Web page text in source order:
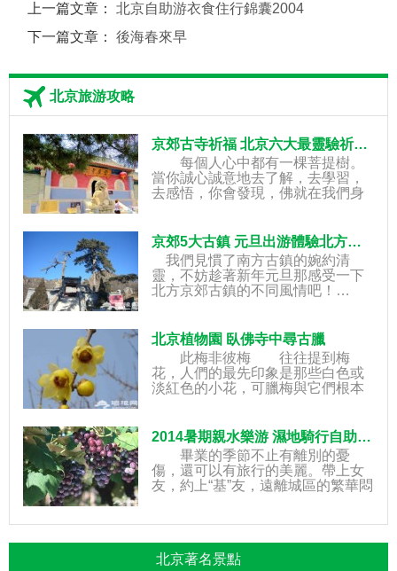
上一篇文章：北京自助游衣食住行錦囊2004
下一篇文章：後海春來早
北京旅游攻略
京郊古寺祈福 北京六大最靈驗祈福寺廟
每個人心中都有一棵菩提樹。
當你誠心誠意地去了解，去學習，
去感悟，你會發現，佛就在我們身
們的不足和錯誤。所以，當你感到
迷惘的時候，不妨放
京郊5大古鎮 元旦出游體驗北方的婉約清靈
我們見慣了南方古鎮的婉約清
靈，不妨趁著新年元旦那感受一下
北方京郊古鎮的不同風情吧！…
北京植物園 臥佛寺中尋古臘
此梅非彼梅 往往提到梅
花，人們的最先印象是那些白色或
淡紅色的小花，可臘梅與它們根本
2014暑期親水樂游 濕地騎行自助游攻略
畢業的季節不止有離別的憂
傷，還可以有旅行的美麗。帶上女
友，約上“基”友，遠離城區的繁華悶
北京著名景點